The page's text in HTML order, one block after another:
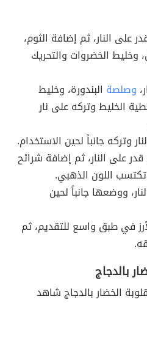
على النار، ثم إضافة الثوم،
وخليط الخضروات والتحريك
وصلصة البندورة، وخليط
الخليط وتركه على نار
وتركه جانباً لحين الاستخدام.
على النار، ثم إضافة شرائح
تكتسب اللون الذهبي.
ووضعها جانباً لحين
في طبق واسع للتقديم، ثم
بالدجاج
الخضار بالدجاج شاهد